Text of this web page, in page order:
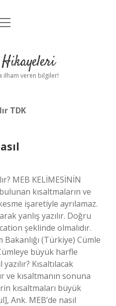
Uyarı
ilham veren bilgiler!
TDK
MEB KELİMESİNİN
kısaltmaların ve
işaretiyle ayrılamaz.
yanlış yazılır. Doğru
şeklinde olmalıdır.
Bakanlığı (Türkiye) Cümle
büyük harfle
Kısaltılacak
ve kısaltmanın sonuna
kısaltmaları büyük
Ank. MEB’de nasıl